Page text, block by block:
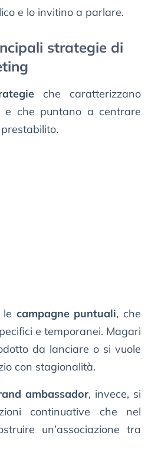
e lo invitino a parlare.
strategie di
che caratterizzano
e che puntano a centrare
le campagne puntuali, che
e temporanei. Magari
da lanciare o si vuole
con stagionalità.
ambassador, invece, si
continuative che nel
un’associazione tra